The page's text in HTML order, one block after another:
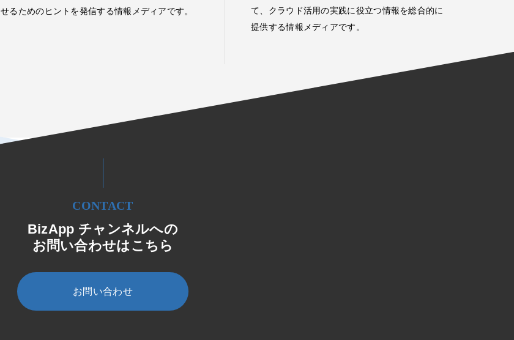
せるためのヒントを発信する情報メディアです。
て、クラウド活用の実践に役立つ情報を総合的に
提供する情報メディアです。
CONTACT
BizApp チャンネルへの
お問い合わせはこちら
お問い合わせ